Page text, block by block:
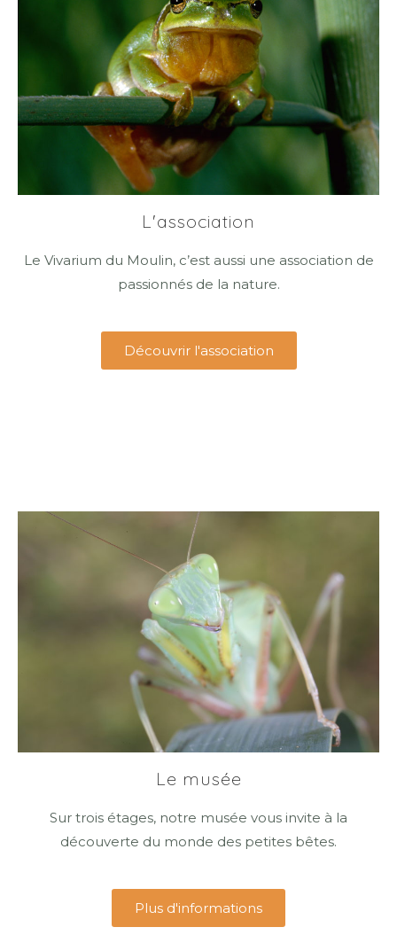
L'association
Le Vivarium du Moulin, c’est aussi une association de
passionnés de la nature.
Découvrir l'association
Le musée
Sur trois étages, notre musée vous invite à la
découverte du monde des petites bêtes.
Plus d'informations